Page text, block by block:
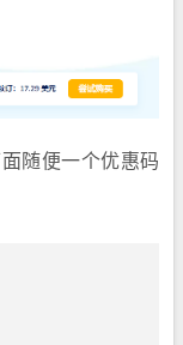
随便一个优惠码